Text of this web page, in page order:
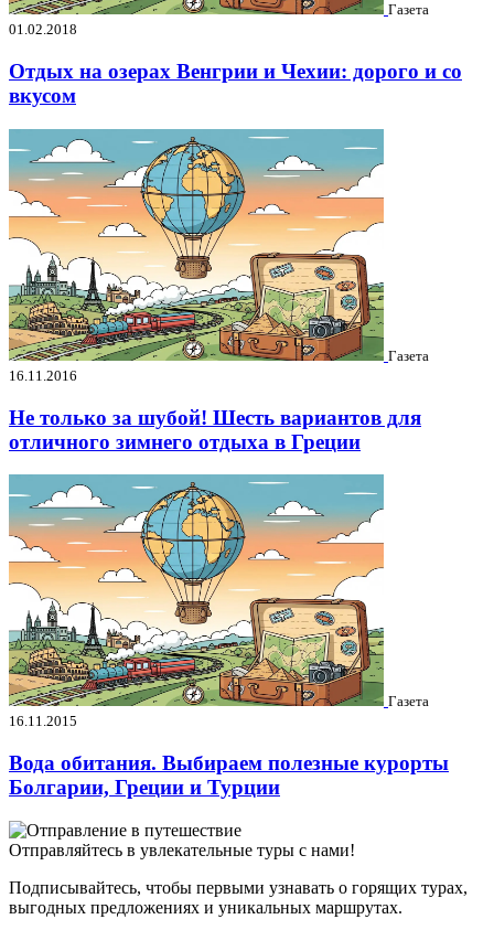
Газета
01.02.2018
Отдых на озерах Венгрии и Чехии: дорого и со
вкусом
Газета
16.11.2016
Не только за шубой! Шесть вариантов для
отличного зимнего отдыха в Греции
Газета
16.11.2015
Вода обитания. Выбираем полезные курорты
Болгарии, Греции и Турции
Отправляйтесь в увлекательные туры с нами!
Подписывайтесь, чтобы первыми узнавать о горящих турах,
выгодных предложениях и уникальных маршрутах.